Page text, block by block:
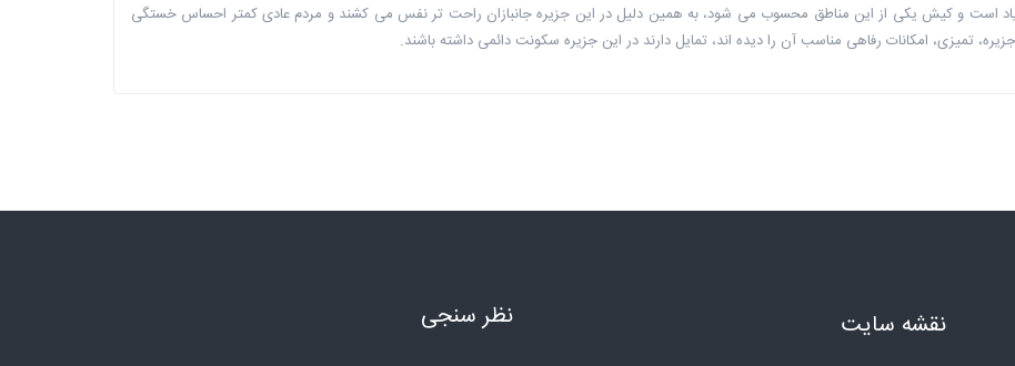
ها زیاد است و کیش یکی از این مناطق محسوب می شود، به همین دلیل در این جزیره جانبازان راحت تر نفس می کشند و مردم عادی کمتر احساس خستگی
تمیزی، امکانات رفاهی مناسب آن را دیده اند، تمایل دارند در این جزیره سکونت دائمی داشته باشند.
نقشه سایت نظر سنجی